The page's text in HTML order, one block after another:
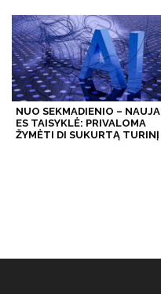
NUO SEKMADIENIO – NAUJA
ES TAISYKLĖ: PRIVALOMA
ŽYMĖTI DI SUKURTĄ TURINĮ